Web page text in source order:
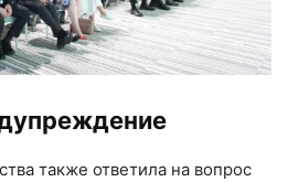
также ответила на вопрос